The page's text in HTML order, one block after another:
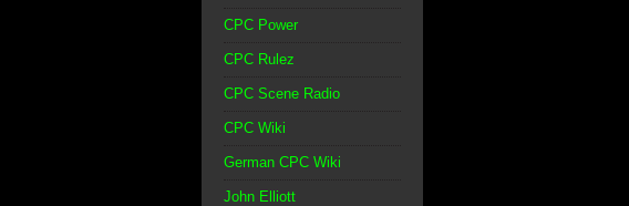
CPC Power
CPC Rulez
CPC Scene Radio
CPC Wiki
German CPC Wiki
John Elliott